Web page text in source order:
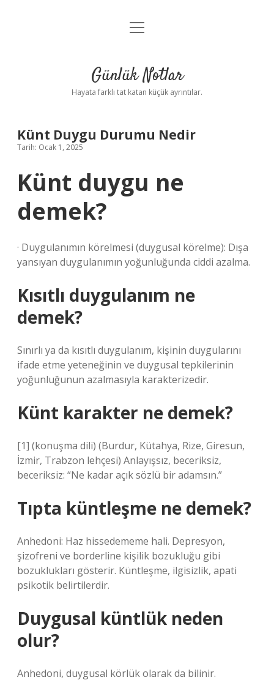
Anasayfa
Yasal Uyarı
menüyü
Günlük Notlar
Hayata farklı tat katan küçük ayrıntılar.
Künt Duygu Durumu Nedir
Tarih: Ocak 1, 2025
Künt duygu ne
demek?
· Duygulanımın körelmesi (duygusal körelme): Dışa
yansıyan duygulanımın yoğunluğunda ciddi azalma.
Kısıtlı duygulanım ne
demek?
Sınırlı ya da kısıtlı duygulanım, kişinin duygularını
ifade etme yeteneğinin ve duygusal tepkilerinin
yoğunluğunun azalmasıyla karakterizedir.
Künt karakter ne demek?
[1] (konuşma dili) (Burdur, Kütahya, Rize, Giresun,
İzmir, Trabzon lehçesi) Anlayışsız, beceriksiz,
beceriksiz: “Ne kadar açık sözlü bir adamsın.”
Tıpta küntleşme ne demek?
Anhedoni: Haz hissedememe hali. Depresyon,
şizofreni ve borderline kişilik bozukluğu gibi
bozuklukları gösterir. Küntleşme, ilgisizlik, apati
psikotik belirtilerdir.
Duygusal küntlük neden
olur?
Anhedoni, duygusal körlük olarak da bilinir.